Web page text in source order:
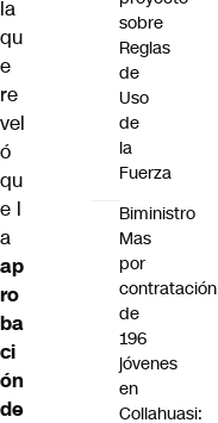
la
qu
e
re
vel
ó
qu
e l
a
ap
ro
ba
ci
ón
de
sobre
Reglas
de
Uso
de
la
Fuerza
Biministro
Mas
por
contratación
de
196
jóvenes
en
Collahuasi: